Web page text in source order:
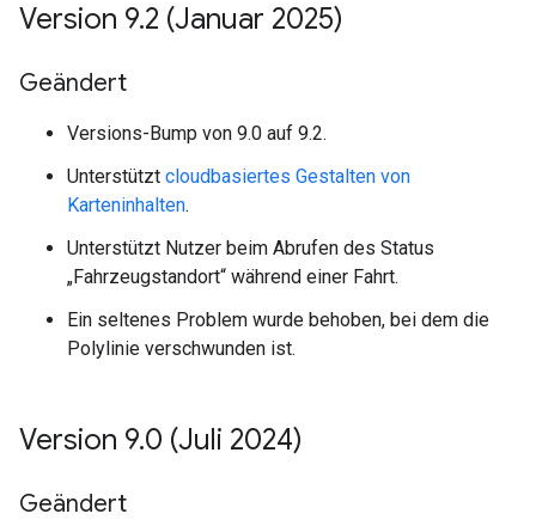
Version 9.2 (Januar 2025)
Geändert
Versions-Bump von 9.0 auf 9.2.
Unterstützt cloudbasiertes Gestalten von
Karteninhalten.
Unterstützt Nutzer beim Abrufen des Status
„Fahrzeugstandort“ während einer Fahrt.
Ein seltenes Problem wurde behoben, bei dem die
Polylinie verschwunden ist.
Version 9.0 (Juli 2024)
Geändert